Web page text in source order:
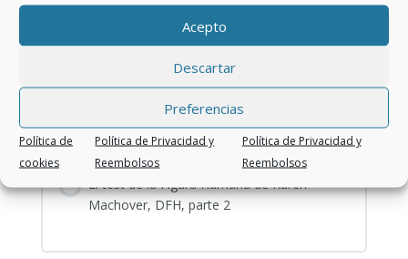
Acepto
Descartar
Preferencias
Política de
cookies
Política de Privacidad y
Reembolsos
Política de Privacidad y
Reembolsos
Expandir
Gráfica
y
primeros
casos
El test de la Figura Humana de Karen
El test de la Figura Humana de Karen
Machover, DFH, parte 2